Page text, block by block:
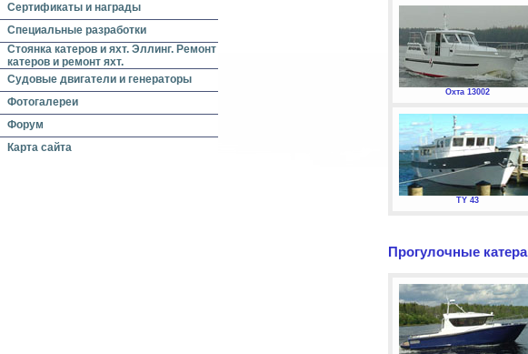
Сертификаты и награды
Специальные разработки
Стоянка катеров и яхт. Эллинг. Ремонт
катеров и ремонт яхт.
Судовые двигатели и генераторы
Фотогалереи
Форум
Карта сайта
Охта 13002
TY 43
Прогулочные катера